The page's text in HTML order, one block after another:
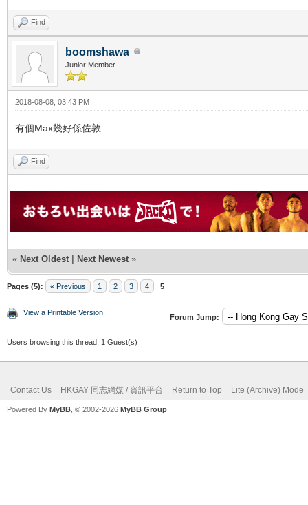
Find
boomshawa
Junior Member
2018-08-08, 03:43 PM
有個Max幾好係佐敦
Find
« Next Oldest | Next Newest »
Pages (5): « Previous 1 2 3 4 5
View a Printable Version
Forum Jump:
Users browsing this thread: 1 Guest(s)
Contact Us HKGAY 同志網媒 / 資訊平台 Return to Top Lite (Archive) Mode
Powered By MyBB , © 2002-2026 MyBB Group